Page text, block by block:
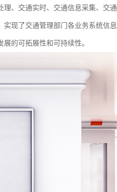
、交通实时、交通信息采集、交通
现了交通管理部门各业务系统信
的可拓展性和可持续性。